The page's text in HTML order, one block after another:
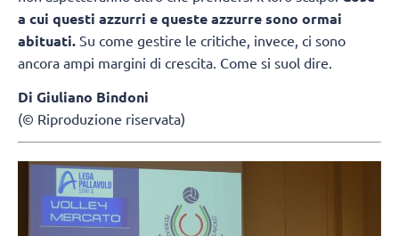
a cui questi azzurri e queste azzurre sono ormai
abituati. Su come gestire le critiche, invece, ci sono
ancora ampi margini di crescita. Come si suol dire.
Di Giuliano Bindoni
(© Riproduzione riservata)